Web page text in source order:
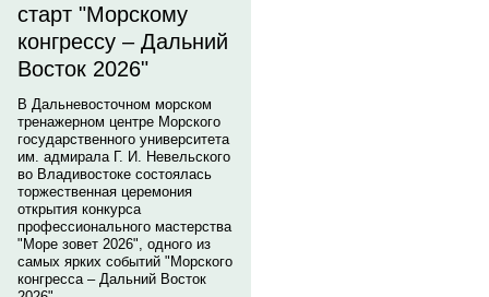
старт "Морскому
конгрессу – Дальний
Восток 2026"
В Дальневосточном морском
тренажерном центре Морского
государственного университета
им. адмирала Г. И. Невельского
во Владивостоке состоялась
торжественная церемония
открытия конкурса
профессионального мастерства
"Море зовет 2026", одного из
самых ярких событий "Морского
конгресса – Дальний Восток